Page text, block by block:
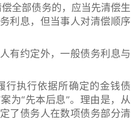
全部债务的，应当先清偿生
利息，但当事人对清偿顺序
约定外，一般债务利息与
执行依据所确定的金钱债
为“先本后息”。理由是，从
了债务人在数项债务部分清